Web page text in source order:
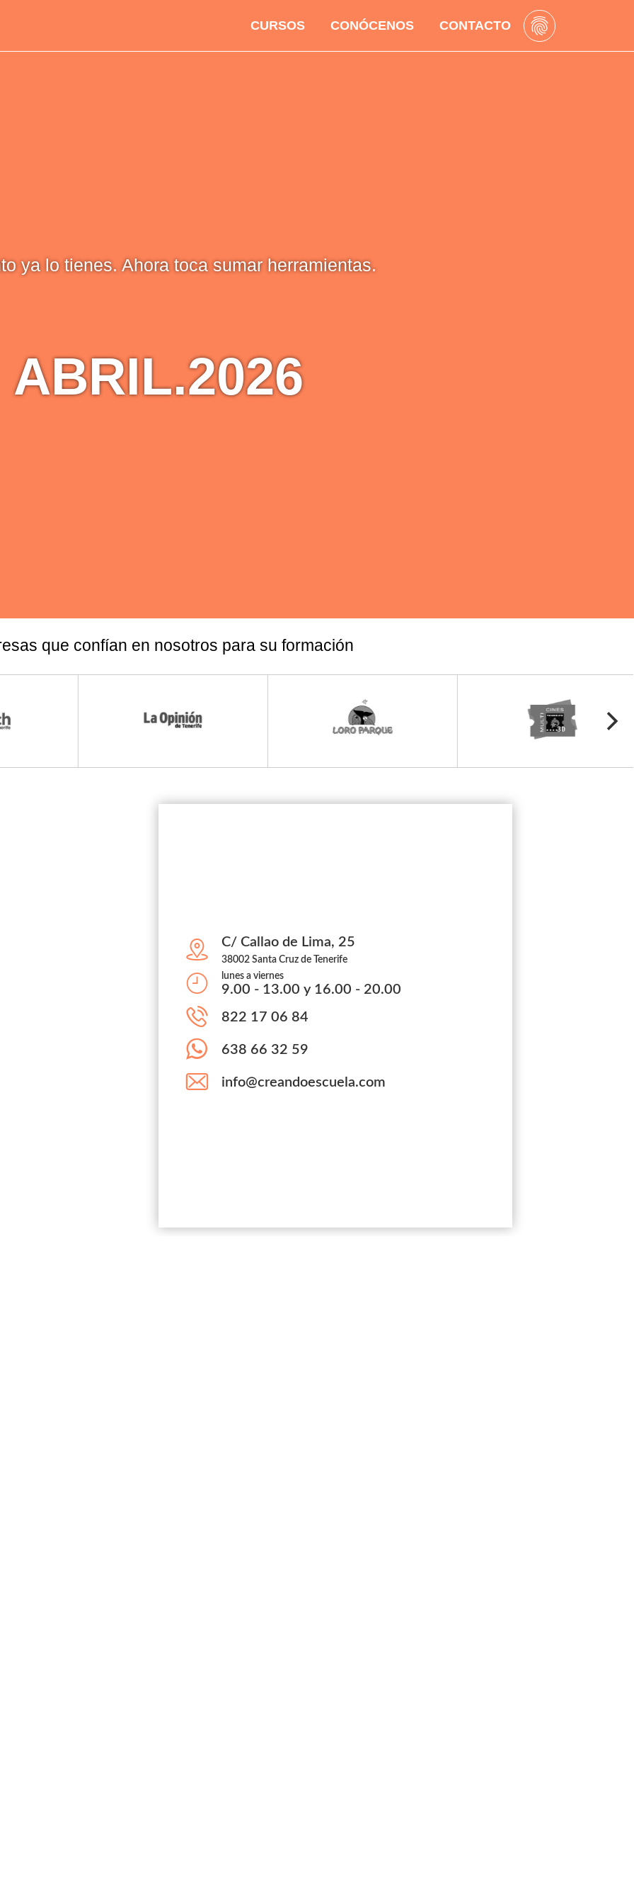
CURSOS CONÓCENOS CONTACTO
ya lo tienes. Ahora toca sumar herramientas.
ABRIL.2026
que confían en nosotros para su formación
C/ Callao de Lima, 25
38002 Santa Cruz de Tenerife
lunes a viernes
9.00 - 13.00 y 16.00 - 20.00
822 17 06 84
638 66 32 59
info@creandoescuela.com